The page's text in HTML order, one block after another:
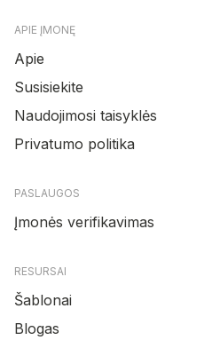
APIE ĮMONĘ
Apie
Susisiekite
Naudojimosi taisyklės
Privatumo politika
PASLAUGOS
Įmonės verifikavimas
RESURSAI
Šablonai
Blogas